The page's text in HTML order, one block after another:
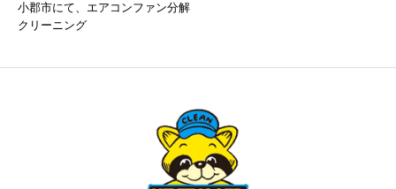
小郡市にて、エアコンファン分解
クリーニング